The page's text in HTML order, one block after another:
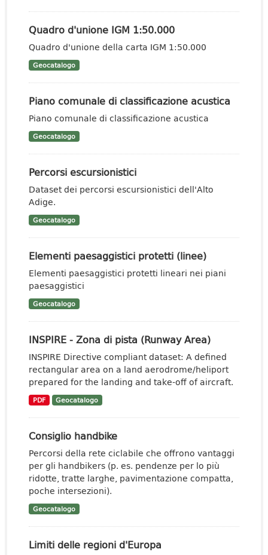
Quadro d'unione IGM 1:50.000
Quadro d'unione della carta IGM 1:50.000
Geocatalogo
Piano comunale di classificazione acustica
Piano comunale di classificazione acustica
Geocatalogo
Percorsi escursionistici
Dataset dei percorsi escursionistici dell'Alto
Adige.
Geocatalogo
Elementi paesaggistici protetti (linee)
Elementi paesaggistici protetti lineari nei piani
paesaggistici
Geocatalogo
INSPIRE - Zona di pista (Runway Area)
INSPIRE Directive compliant dataset: A defined
rectangular area on a land aerodrome/heliport
prepared for the landing and take-off of aircraft.
PDF Geocatalogo
Consiglio handbike
Percorsi della rete ciclabile che offrono vantaggi
per gli handbikers (p. es. pendenze per lo più
ridotte, tratte larghe, pavimentazione compatta,
poche intersezioni).
Geocatalogo
Limiti delle regioni d'Europa